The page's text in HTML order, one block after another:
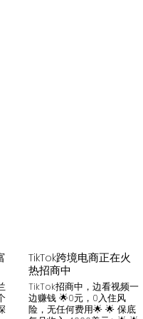
TikTok跨境电商正在火
热招商中
TikTok招商中，边看视频一
边赚钱 🌟0元，0入住风
险，无任何费用🌟 🌟 保底